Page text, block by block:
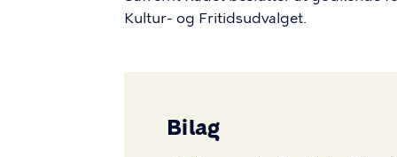
Kultur- og Fritidsudvalget.
Bilag